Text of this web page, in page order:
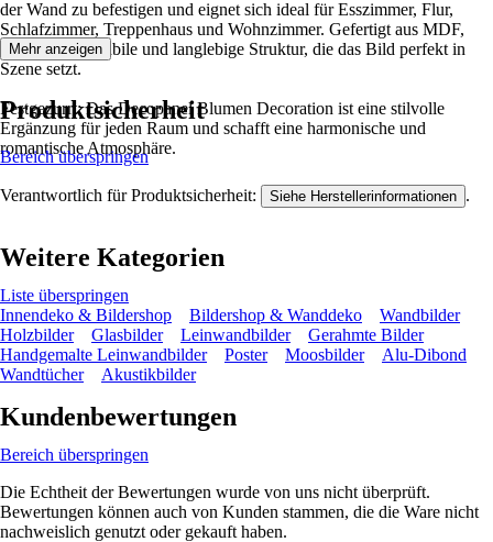
der Wand zu befestigen und eignet sich ideal für Esszimmer, Flur,
Schlafzimmer, Treppenhaus und Wohnzimmer. Gefertigt aus MDF,
bietet es eine stabile und langlebige Struktur, die das Bild perfekt in
Szene setzt.
Festgezurrt: Das Decopanel Blumen Decoration ist eine stilvolle
Ergänzung für jeden Raum und schafft eine harmonische und
romantische Atmosphäre.
Mehr anzeigen
Produktsicherheit
Bereich überspringen
Verantwortlich für Produktsicherheit: Siehe Herstellerinformationen .
Weitere Kategorien
Liste überspringen
Innendeko & Bildershop
Bildershop & Wanddeko
Wandbilder
Holzbilder
Glasbilder Leinwandbilder
Gerahmte Bilder
Handgemalte Leinwandbilder
Poster Moosbilder
Alu-Dibond
Wandtücher
Akustikbilder
Kundenbewertungen
Bereich überspringen
Die Echtheit der Bewertungen wurde von uns nicht überprüft.
Bewertungen können auch von Kunden stammen, die die Ware nicht
nachweislich genutzt oder gekauft haben.